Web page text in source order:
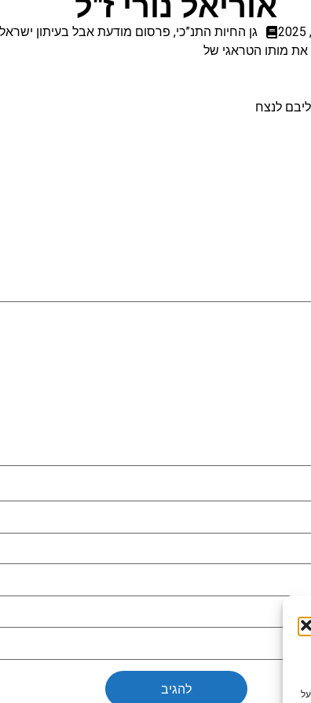
גן החיות התנ”כי, פרסום מודעת אבל בעיתון
את מותו הטראגי של
לנצח